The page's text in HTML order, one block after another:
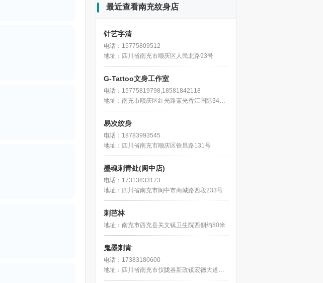
最近查看南充纹身店
针艺字清
电话：15775809512
地址：四川省南充市顺庆区人民北路93号
G-Tattoo文身工作室
电话：15775819798,18581842118
地址：南充市顺庆区红光路蓝光香江国际34栋11楼2号(大润发右旁公寓楼)
易次纹身
电话：18783993545
地址：四川省南充市顺庆区铁昌路131号
墨魂刺青处(阆中店)
电话：17313833173
地址：四川省南充市阆中市商城路西段233号
刺芭林
地址：南充市西充县关文镇卫生院西侧约80米
鬼墨刺青
电话：17383180600
地址：四川省南充市仪陇县新政镇宏德大道三段97号菲婷汗蒸养生会所对面